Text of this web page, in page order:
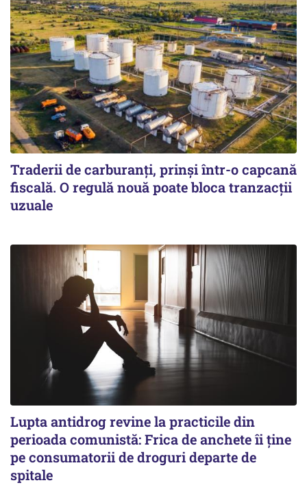
Traderii de carburanți, prinși într-o capcană
fiscală. O regulă nouă poate bloca tranzacții
uzuale
Lupta antidrog revine la practicile din
perioada comunistă: Frica de anchete îi ține
pe consumatorii de droguri departe de
spitale